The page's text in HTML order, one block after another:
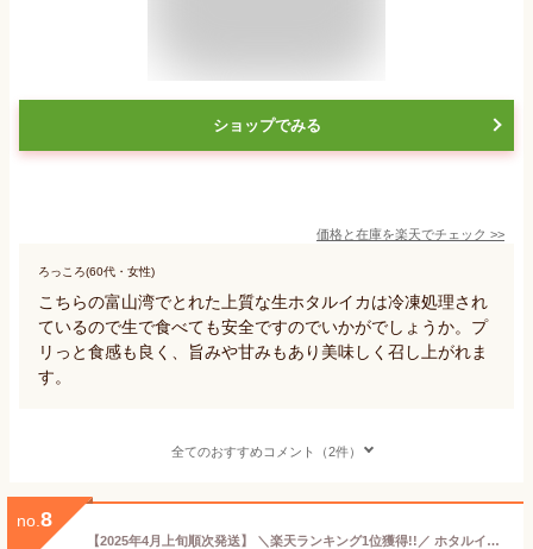
ショップでみる
価格と在庫を楽天でチェック >>
ろっころ(60代・女性)
こちらの富山湾でとれた上質な生ホタルイカは冷凍処理され
ているので生で食べても安全ですのでいかがでしょうか。プ
リっと食感も良く、旨みや甘みもあり美味しく召し上がれま
す。
全てのおすすめコメント（2件）
no. 8
【2025年4月上旬順次発送】 ＼楽天ランキング1位獲得!!／ ホタルイカ ほたるいか 新物 A級品 2kg(250g×8パック) 送料無料 兵庫県産 生冷凍 朝獲れ 限定 お刺身用 刺身 刺し身 生食 釣り えさ 餌 釣り餌 いか イカ 海鮮 お取り寄せ グルメ ギフト プレゼント お礼 御礼